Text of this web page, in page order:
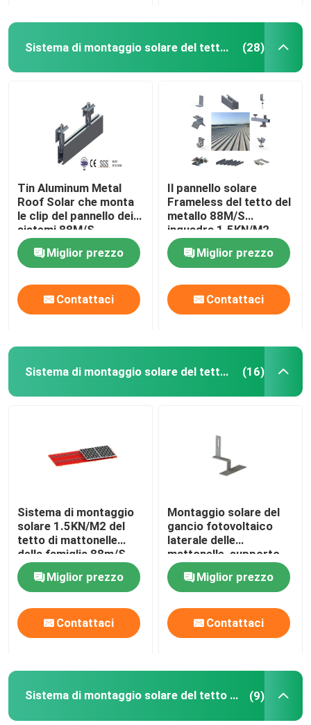
Prodotti
Manifestazione di VR
Giro della fabbrica
Controllo di qualità
Contattici
Casi
pv solare che monta i sistemi
Sistema di montaggio solare del tetto del metallo (28)
Tin Aluminum Metal
Roof Solar che monta
le clip del pannello dei
sistemi 88M/S
Miglior prezzo
Contattaci
Il pannello solare
Frameless del tetto del
metallo 88M/S
inquadra 1.5KN/M2
ondulato
Miglior prezzo
Contattaci
Sistema di montaggio solare del tetto di mattonelle (16)
Sistema di montaggio
solare 1.5KN/M2 del
tetto di mattonelle
della famiglia 88m/S
Miglior prezzo
Contattaci
Montaggio solare del
gancio fotovoltaico
laterale delle
mattonelle, supporto
solare delle mattonelle
AL6005Miglior prezzo
Contattaci
Sistema di montaggio solare del tetto piano (9)